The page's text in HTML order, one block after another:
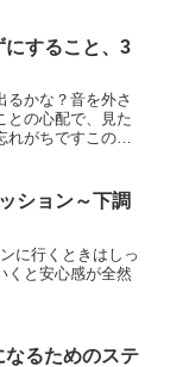
したりしながら、
できる時間も大切
。
にすること、3
るかな？音を外さ
との心配で、見た
れがちですこの３
れているとはい
よく見...
ション～下調
に行くときはしっ
くと安心感が全然
るためのステ